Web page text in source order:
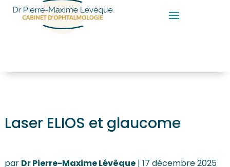
Laser ELIOS et glaucome
par Dr Pierre-Maxime Lévêque| 17 décembre 2025